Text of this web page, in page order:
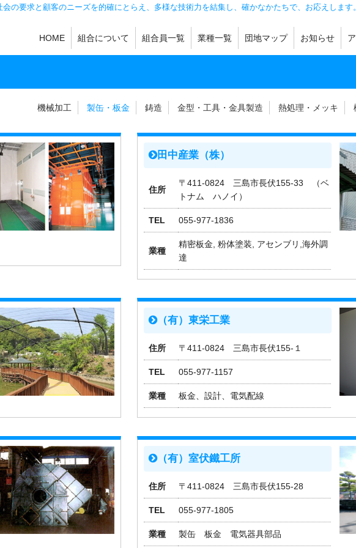
の要求と顧客のニーズを的確にとらえ、多様な技術力を結集し、確かなかたちで、お応えします。
HOME 組合について 組合員一覧 業種一覧 団地マップ お知らせ
機械加工 製缶・板金 鋳造 金型・工具・金具製造 熱処理・メッキ
田中産業（株）
住所
〒411-0824 三島市長伏155-33 （ベ
トナム ハノイ）
TEL 055-977-1836
業種
精密板金, 粉体塗装, アセンブリ,海外調
達
（有）東栄工業
住所 〒411-0824 三島市長伏155-１
TEL 055-977-1157
業種 板金、設計、電気配線
（有）室伏鐵工所
住所 〒411-0824 三島市長伏155-28
TEL 055-977-1805
業種 製缶 板金 電気器具部品